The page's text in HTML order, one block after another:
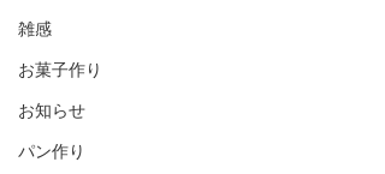
雑感
お菓子作り
お知らせ
パン作り